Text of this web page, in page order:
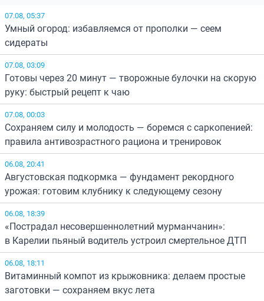
07.08, 05:37
Умный огород: избавляемся от прополки — сеем
сидераты
07.08, 03:09
Готовы через 20 минут — творожные булочки на скорую
руку: быстрый рецепт к чаю
07.08, 00:03
Сохраняем силу и молодость — боремся с саркопенией:
правила антивозрастного рациона и тренировок
06.08, 20:41
Августовская подкормка — фундамент рекордного
урожая: готовим клубнику к следующему сезону
06.08, 18:39
«Пострадал несовершеннолетний мурманчанин»:
в Карелии пьяный водитель устроил смертельное ДТП
06.08, 18:11
Витаминный компот из крыжовника: делаем простые
заготовки — сохраняем вкус лета